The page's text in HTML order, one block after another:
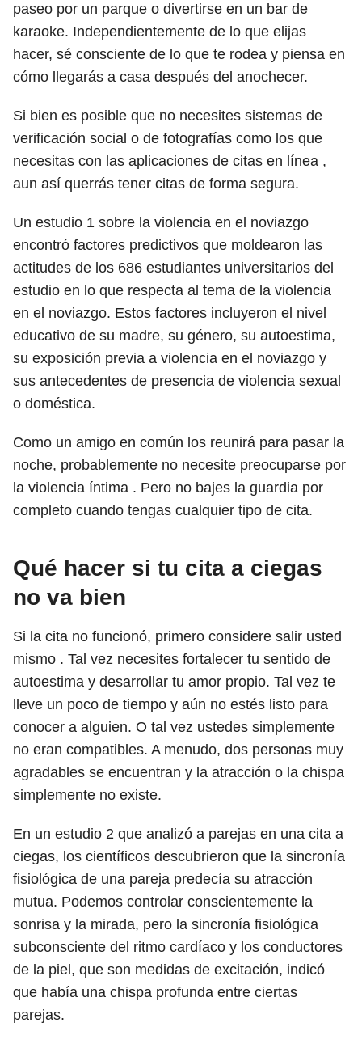
paseo por un parque o divertirse en un bar de
karaoke. Independientemente de lo que elijas
hacer, sé consciente de lo que te rodea y piensa en
cómo llegarás a casa después del anochecer.
Si bien es posible que no necesites sistemas de
verificación social o de fotografías como los que
necesitas con las aplicaciones de citas en línea ,
aun así querrás tener citas de forma segura.
Un estudio 1 sobre la violencia en el noviazgo
encontró factores predictivos que moldearon las
actitudes de los 686 estudiantes universitarios del
estudio en lo que respecta al tema de la violencia
en el noviazgo. Estos factores incluyeron el nivel
educativo de su madre, su género, su autoestima,
su exposición previa a violencia en el noviazgo y
sus antecedentes de presencia de violencia sexual
o doméstica.
Como un amigo en común los reunirá para pasar la
noche, probablemente no necesite preocuparse por
la violencia íntima . Pero no bajes la guardia por
completo cuando tengas cualquier tipo de cita.
Qué hacer si tu cita a ciegas
no va bien
Si la cita no funcionó, primero considere salir usted
mismo . Tal vez necesites fortalecer tu sentido de
autoestima y desarrollar tu amor propio. Tal vez te
lleve un poco de tiempo y aún no estés listo para
conocer a alguien. O tal vez ustedes simplemente
no eran compatibles. A menudo, dos personas muy
agradables se encuentran y la atracción o la chispa
simplemente no existe.
En un estudio 2 que analizó a parejas en una cita a
ciegas, los científicos descubrieron que la sincronía
fisiológica de una pareja predecía su atracción
mutua. Podemos controlar conscientemente la
sonrisa y la mirada, pero la sincronía fisiológica
subconsciente del ritmo cardíaco y los conductores
de la piel, que son medidas de excitación, indicó
que había una chispa profunda entre ciertas
parejas.